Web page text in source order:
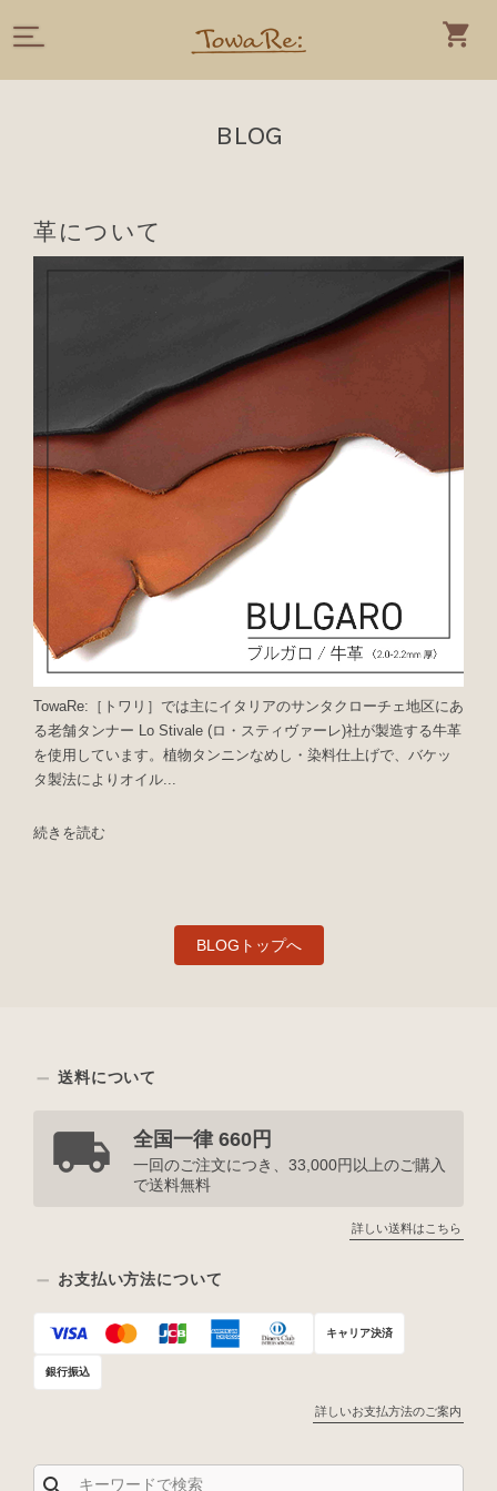
BLOG
革について
TowaRe:［トワリ］では主にイタリアのサンタクローチェ地区にあ
る老舗タンナー Lo Stivale (ロ・スティヴァーレ)社が製造する牛革
を使用しています。植物タンニンなめし・染料仕上げで、バケッ
タ製法によりオイル...
続きを読む
BLOGトップへ
送料について
全国一律 660円
一回のご注文につき、33,000円以上のご購入
で送料無料
詳しい送料はこちら
お支払い方法について
キャリア決済
銀行振込
詳しいお支払方法のご案内